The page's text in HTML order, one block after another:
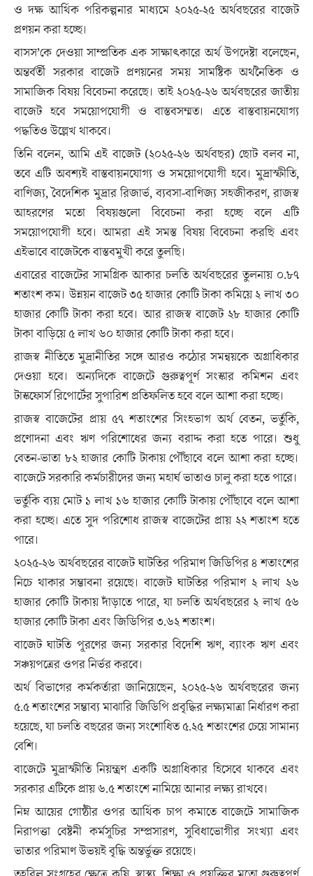
ও দক্ষ আর্থিক পরিকল্পনার মাধ্যমে ২০২৫-২৫ অর্থবছরের বাজেট
প্রণয়ন করা হচ্ছে।
বাসস’কে দেওয়া সাম্প্রতিক এক সাক্ষাৎকারে অর্থ উপদেষ্টা বলেছেন,
অন্তর্বর্তী সরকার বাজেট প্রণয়নের সময় সামষ্টিক অর্থনৈতিক ও
সামাজিক বিষয় বিবেচনা করেছে। তাই ২০২৫-২৬ অর্থবছরের জাতীয়
বাজেট হবে সময়োপযোগী ও বাস্তবসম্মত। এতে বাস্তবায়নযোগ্য
পদ্ধতিও উল্লেখ থাকবে।
তিনি বলেন, আমি এই বাজেট (২০২৫-২৬ অর্থবছর) ছোট বলব না,
তবে এটি অবশ্যই বাস্তবায়নযোগ্য ও সময়োপযোগী হবে। মুদ্রাস্ফীতি,
বাণিজ্য, বৈদেশিক মুদ্রার রিজার্ভ, ব্যবসা-বাণিজ্য সহজীকরণ, রাজস্ব
আহরণের মতো বিষয়গুলো বিবেচনা করা হচ্ছে বলে এটি
সময়োপযোগী হবে। আমরা এই সমস্ত বিষয় বিবেচনা করছি এবং
এইভাবে বাজেটকে বাস্তবমুখী করে তুলছি।
এবারের বাজেটের সামগ্রিক আকার চলতি অর্থবছরের তুলনায় ০.৮৭
শতাংশ কম। উন্নয়ন বাজেট ৩৫ হাজার কোটি টাকা কমিয়ে ২ লাখ ৩০
হাজার কোটি টাকা করা হবে। আর রাজস্ব বাজেট ২৮ হাজার কোটি
টাকা বাড়িয়ে ৫ লাখ ৬০ হাজার কোটি টাকা করা হবে।
রাজস্ব নীতিতে মুদ্রানীতির সঙ্গে আরও কঠোর সমন্বয়কে অগ্রাধিকার
দেওয়া হবে। অন্যদিকে বাজেটে গুরুত্বপূর্ণ সংস্কার কমিশন এবং
টাস্কফোর্স রিপোর্টের সুপারিশ প্রতিফলিত হবে বলে আশা করা হচ্ছে।
রাজস্ব বাজেটের প্রায় ৫৭ শতাংশের সিংহভাগ অর্থ বেতন, ভর্তুকি,
প্রণোদনা এবং ঋণ পরিশোধের জন্য বরাদ্দ করা হতে পারে। শুধু
বেতন-ভাতা ৮২ হাজার কোটি টাকায় পৌঁছাবে বলে আশা করা হচ্ছে।
বাজেটে সরকারি কর্মচারীদের জন্য মহার্ঘ ভাতাও চালু করা হতে পারে।
ভর্তুকি ব্যয় মোট ১ লাখ ১৬ হাজার কোটি টাকায় পৌঁছাবে বলে আশা
করা হচ্ছে। এতে সুদ পরিশোধ রাজস্ব বাজেটের প্রায় ২২ শতাংশ হতে
পারে।
২০২৫-২৬ অর্থবছরের বাজেট ঘাটতির পরিমাণ জিডিপির ৪ শতাংশের
নিচে থাকার সম্ভাবনা রয়েছে। বাজেট ঘাটতির পরিমাণ ২ লাখ ২৬
হাজার কোটি টাকায় দাঁড়াতে পারে, যা চলতি অর্থবছরের ২ লাখ ৫৬
হাজার কোটি টাকা এবং জিডিপির ৩.৬২ শতাংশ।
বাজেট ঘাটতি পূরণের জন্য সরকার বিদেশি ঋণ, ব্যাংক ঋণ এবং
সঞ্চয়পত্রের ওপর নির্ভর করবে।
অর্থ বিভাগের কর্মকর্তারা জানিয়েছেন, ২০২৫-২৬ অর্থবছরের জন্য
৫.৫ শতাংশের সম্ভাব্য মাঝারি জিডিপি প্রবৃদ্ধির লক্ষ্যমাত্রা নির্ধারণ করা
হয়েছে, যা চলতি বছরের জন্য সংশোধিত ৫.২৫ শতাংশের চেয়ে সামান্য
বেশি।
বাজেটে মুদ্রাস্ফীতি নিয়ন্ত্রণ একটি অগ্রাধিকার হিসেবে থাকবে এবং
সরকার এটিকে প্রায় ৬.৫ শতাংশে নামিয়ে আনার লক্ষ্য রাখবে।
নিম্ন আয়ের গোষ্ঠীর ওপর আর্থিক চাপ কমাতে বাজেটে সামাজিক
নিরাপত্তা বেষ্টনী কর্মসূচির সম্প্রসারণ, সুবিধাভোগীর সংখ্যা এবং
ভাতার পরিমাণ উভয়ই বৃদ্ধি অন্তর্ভুক্ত রয়েছে।